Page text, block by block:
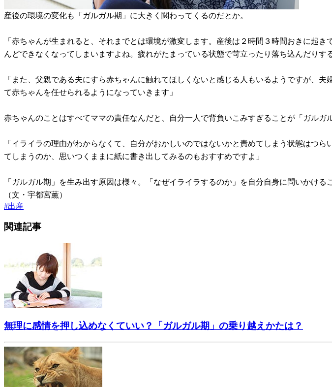
産後の環境の変化も「ガルガル期」に大きく関わってくるのだとか。
「赤ちゃんが生まれると、それまでとは環境が激変します。産後は２時間３時間おきに起
んどできなくなってしまいますよね。疲れがたまっている状態で苛立ったり落ち込んだりす
「また、父親である夫にすら赤ちゃんに触れてほしくないと感じる人もいるようですが、
て赤ちゃんを任せられるようになっていきます」
赤ちゃんのことはすべてママの責任なんだと、自分一人で背負いこみすぎることが「ガルガ
「イライラの理由がわからなくて、自分がおかしいのではないかと責めてしまう状態はつ
てしまうのか、思いつくままに紙に書き出してみるのもおすすめですよ」
「ガルガル期」を生み出す原因は様々。「なぜイライラするのか」を自分自身に問いかける
（文・宇都宮薫）
#出産
関連記事
無理に感情を押し込めなくていい？「ガルガル期」の乗り越えかたは？